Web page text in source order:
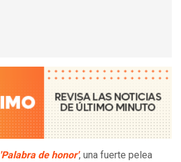
'Palabra de honor', una fuerte pelea